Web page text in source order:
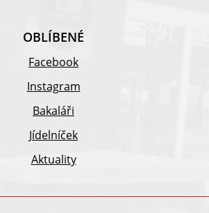
OBLÍBENÉ
Facebook
Instagram
Bakaláři
Jídelníček
Aktuality